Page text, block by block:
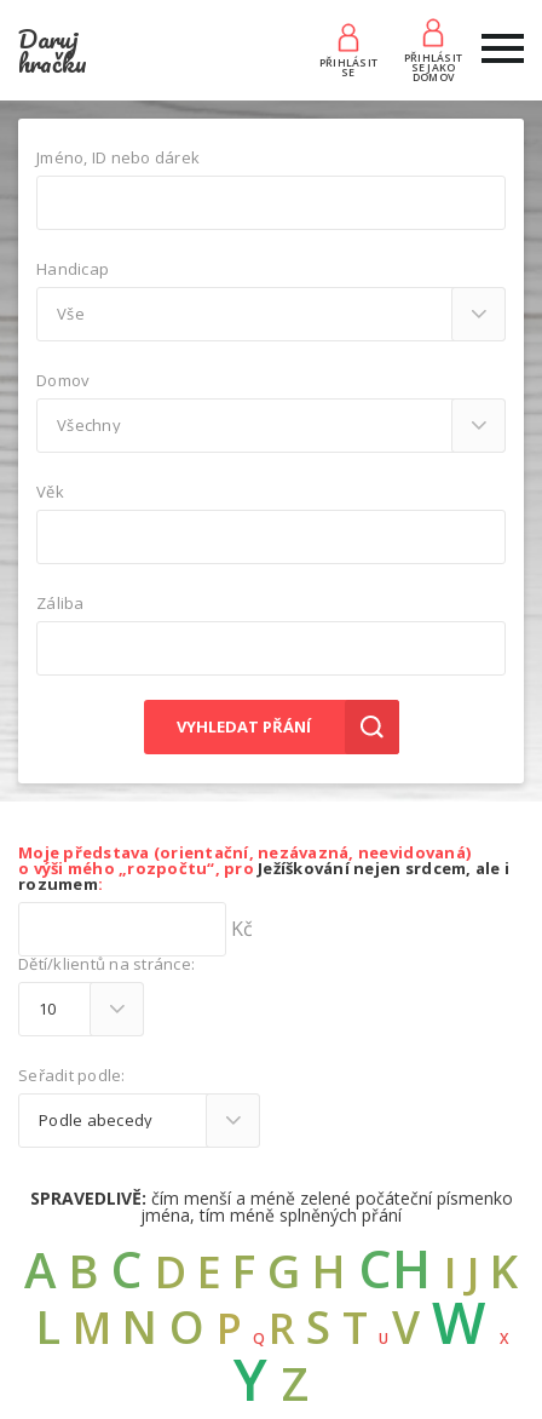
Daruj
hračku PŘIHLÁSIT
SE
PŘIHLÁSIT
SE JAKO
DOMOV
Jméno, ID nebo dárek
Handicap
Domov
Věk
Záliba
VYHLEDAT PŘÁNÍ
Moje představa (orientační, nezávazná, neevidovaná)
o výši mého „rozpočtu“, pro Ježíškování nejen srdcem, ale i
rozumem:
Kč
Dětí/klientů na stránce:
Seřadit podle:
SPRAVEDLIVĚ: čím menší a méně zelené počáteční písmenko
jména, tím méně splněných přání
A B C D E F G H CH I J K
L M N O P Q R S T U VW X
Y Z